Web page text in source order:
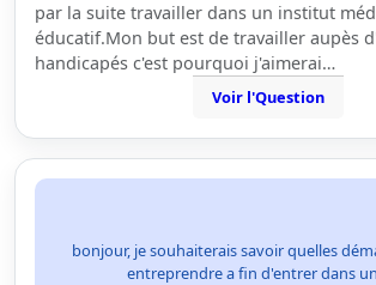
par la suite travailler dans un institut
éducatif.Mon but est de travailler aupès
handicapés c'est pourquoi j'aimerai…
Voir l'Question
bonjour, je souhaiterais savoir quelles
entreprendre a fin d'entrer dans